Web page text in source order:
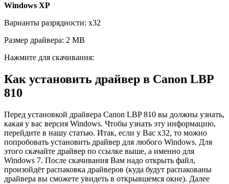
Windows XP
Варианты разрядности: x32
Размер драйвера: 2 MB
Нажмите для скачивания:
Как установить драйвер в Canon LBP
810
Перед установкой драйвера Canon LBP 810 вы должны узнать,
какая у вас версия Windows. Чтобы узнать эту информацию,
перейдите в нашу статью. Итак, если у Вас x32, то можно
попробовать установить драйвер для любого Windows. Для
этого скачайте драйвер по ссылке выше, а именно для
Windows 7. После скачивания Вам надо открыть файл,
произойдёт распаковка драйверов (куда будут распакованы
драйвера вы сможете увидеть в открывшемся окне). Далее